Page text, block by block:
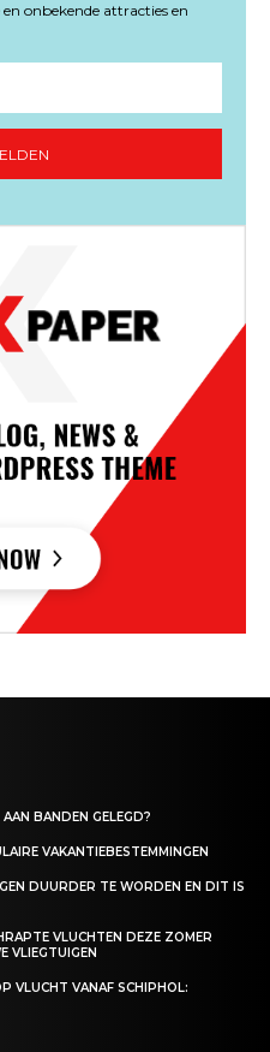
onbekende attracties en
BANDEN GELEGD?
VAKANTIEBESTEMMINGEN
DUURDER TE WORDEN EN DIT IS
VLUCHTEN DEZE ZOMER
VLIEGTUIGEN
VLUCHT VANAF SCHIPHOL: